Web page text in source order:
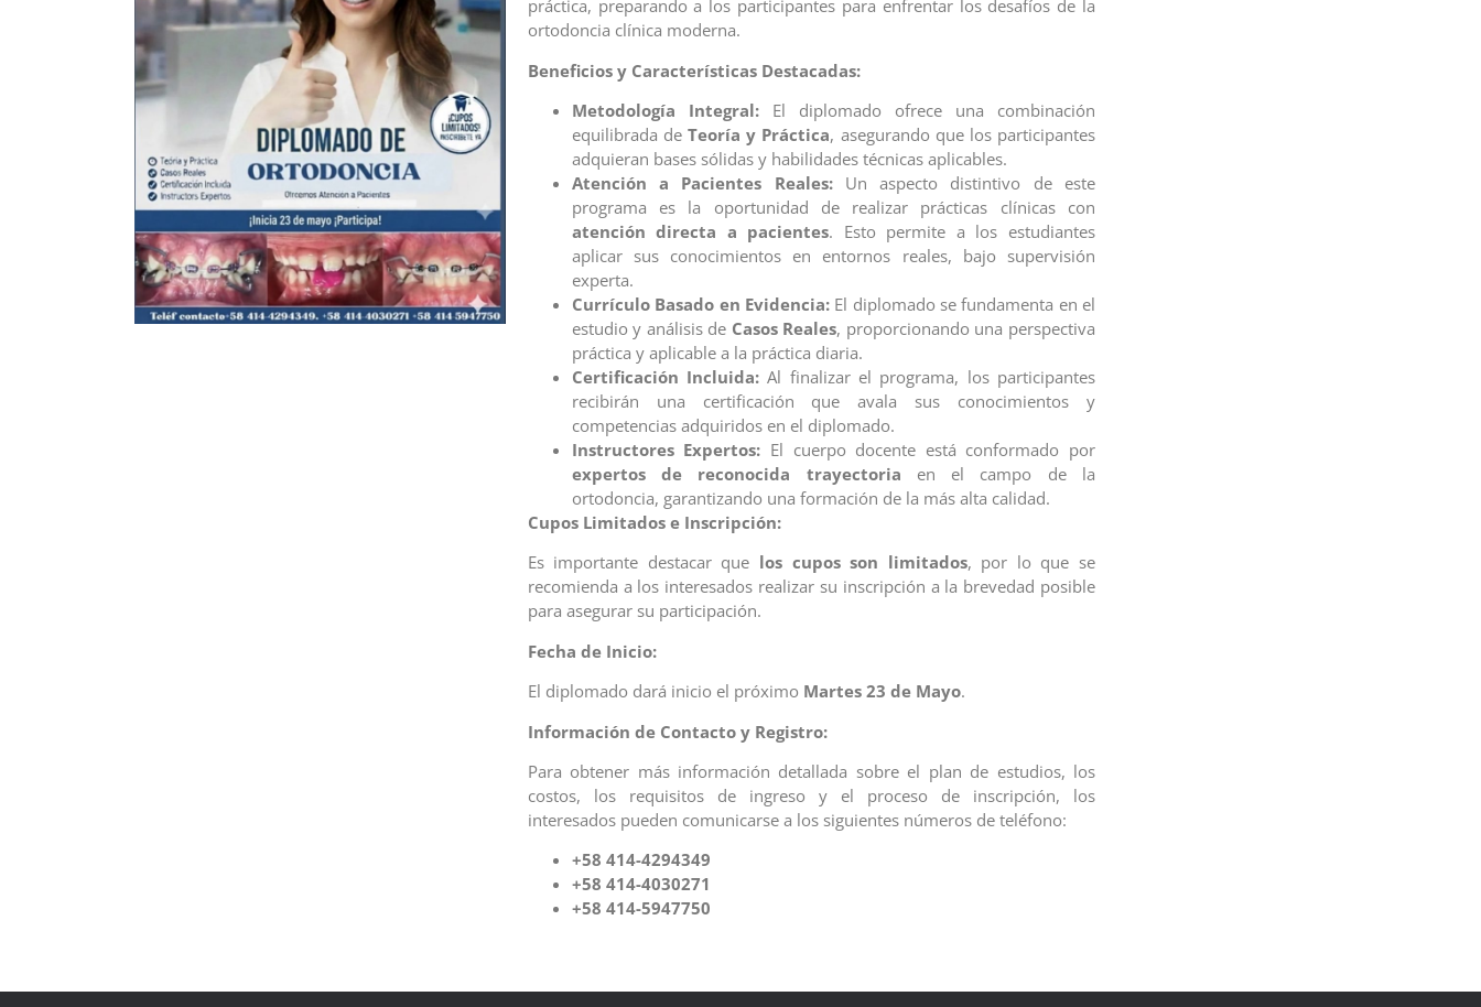
práctica, preparando a los participantes para enfrentar los desafíos de la
ortodoncia clínica moderna.
Beneficios y Características Destacadas:
Metodología Integral:El diplomado ofrece una combinación
equilibrada deTeoría y Práctica, asegurando que los participantes
adquieran bases sólidas y habilidades técnicas aplicables.
Atención a Pacientes Reales:Un aspecto distintivo de este
programa es la oportunidad de realizar prácticas clínicas con
atención directa a pacientes. Esto permite a los estudiantes
aplicar sus conocimientos en entornos reales, bajo supervisión
experta.
Currículo Basado en Evidencia:El diplomado se fundamenta en el
estudio y análisis de Casos Reales, proporcionando una perspectiva
práctica y aplicable a la práctica diaria.
Certificación Incluida: Al finalizar el programa, los participantes
recibirán una certificación que avala sus conocimientos y
competencias adquiridos en el diplomado.
Instructores Expertos: El cuerpo docente está conformado por
expertos de reconocida trayectoria en el campo de la
ortodoncia, garantizando una formación de la más alta calidad.
Cupos Limitados e Inscripción:
Es importante destacar que los cupos son limitados, por lo que se
recomienda a los interesados realizar su inscripción a la brevedad posible
para asegurar su participación.
Fecha de Inicio:
El diplomado dará inicio el próximo Martes 23 de Mayo.
Información de Contacto y Registro:
Para obtener más información detallada sobre el plan de estudios, los
costos, los requisitos de ingreso y el proceso de inscripción, los
interesados pueden comunicarse a los siguientes números de teléfono:
+58 414-4294349
+58 414-4030271
+58 414-5947750